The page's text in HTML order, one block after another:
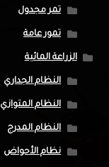
تمر مجدول
تمور عامة
الزراعة المائية
النظام الجداري
النظام المتوازي
النظام المدرج
نظام الأحواض